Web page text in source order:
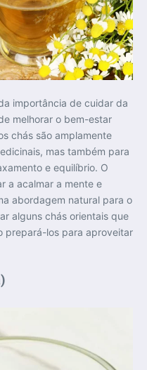
importância de cuidar da
melhorar o bem-estar
chás são amplamente
mas também para
e equilíbrio. O
a acalmar a mente e
abordagem natural para o
alguns chás orientais que
prepará-los para aproveitar